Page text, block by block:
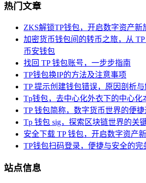
热门文章
ZKS解锁TP钱包，开启数字资产新
加密货币钱包间的转币之旅，从
币安钱包
找回 TP 钱包账号，一步步指南
TP钱包换IP的方法及注意事项
TP 提示创建钱包错误，原因剖析
Tp钱包，去中心化外衣下的中心化
TP 钱包简称，数字货币世界的便
Tp 钱包 sig，探索区块链世界的关
安全下载 TP 钱包，开启数字资产
TP钱包扫码登录，便捷与安全的完
站点信息